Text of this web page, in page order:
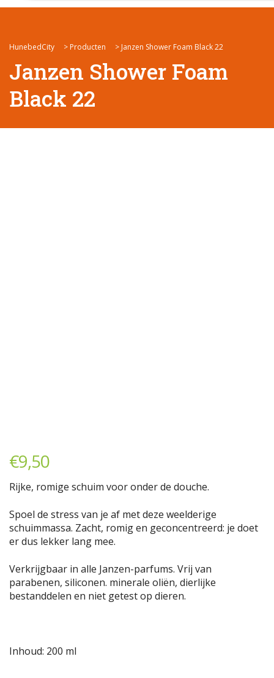
HunebedCity > Producten > Janzen Shower Foam Black 22
Janzen Shower Foam
Black 22
€9,50
Rijke, romige schuim voor onder de douche.
Spoel de stress van je af met deze weelderige
schuimmassa. Zacht, romig en geconcentreerd: je doet
er dus lekker lang mee.
Verkrijgbaar in alle Janzen-parfums. Vrij van
parabenen, siliconen. minerale oliën, dierlijke
bestanddelen en niet getest op dieren.
Inhoud: 200 ml